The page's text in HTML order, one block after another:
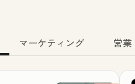
マーケティング 営業